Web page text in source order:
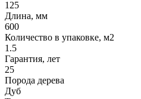
125
Длина, мм
600
Количество в упаковке, м2
1.5
Гарантия, лет
25
Порода дерева
Дуб